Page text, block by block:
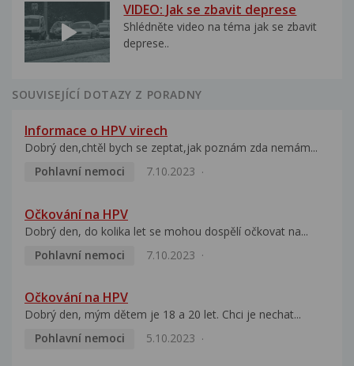
VIDEO: Jak se zbavit deprese
Shlédněte video na téma jak se zbavit
deprese..
SOUVISEJÍCÍ DOTAZY Z PORADNY
Informace o HPV virech
Dobrý den,chtěl bych se zeptat,jak poznám zda nemám...
Pohlavní nemoci
7.10.2023
Očkování na HPV
Dobrý den, do kolika let se mohou dospělí očkovat na...
Pohlavní nemoci
7.10.2023
Očkování na HPV
Dobrý den, mým dětem je 18 a 20 let. Chci je nechat...
Pohlavní nemoci
5.10.2023